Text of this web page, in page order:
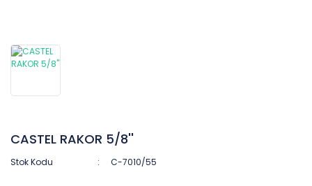
CASTEL RAKOR 5/8''
Stok Kodu C-7010/55